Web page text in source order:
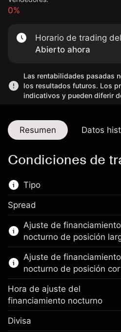
0%
Horario de trading
Abierto ahora
Las rentabilidades pasadas
los resultados futuros. Los
indicativos y pueden diferir
Resumen Datos
Condiciones de
Tipo
Este mercado financiero
hacer trading con CFD.
Obtén más información
CFD
Spread
Ajuste de financiamiento
nocturno de posición
Ajuste de financiamiento
nocturno de posición
Hora de ajuste del
financiamiento nocturno
Divisa